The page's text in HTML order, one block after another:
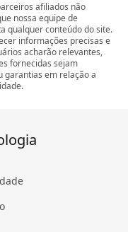
afiliados não
nossa equipe de
qualquer conteúdo do site.
informações precisas e
acharão relevantes,
fornecidas sejam
garantias em relação a